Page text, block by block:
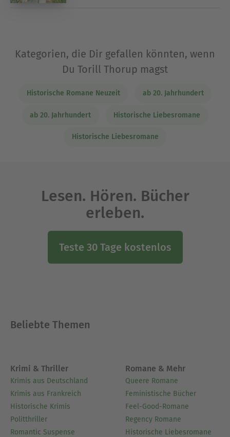
Kategorien, die Dir gefallen könnten, wenn
Du Torill Thorup magst
Historische Romane Neuzeit ab 20. Jahrhundert
ab 20. Jahrhundert Historische Liebesromane
Historische Liebesromane
Lesen. Hören. Bücher
erleben.
Teste 30 Tage kostenlos
Beliebte Themen
Krimi & Thriller
Krimis aus Deutschland
Krimis aus Frankreich
Historische Krimis
Politthriller
Romantic Suspense
Romane & Mehr
Queere Romane
Feministische Bücher
Feel-Good-Romane
Regency Romane
Historische Liebesromane